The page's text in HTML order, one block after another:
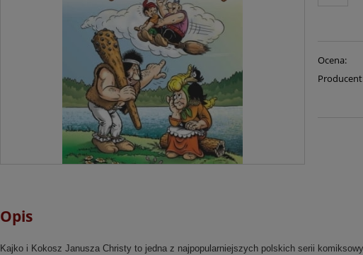
Ocena:
Opis
Kajko i Kokosz Janusza Christy to jedna z najpopularniejszych polskich serii